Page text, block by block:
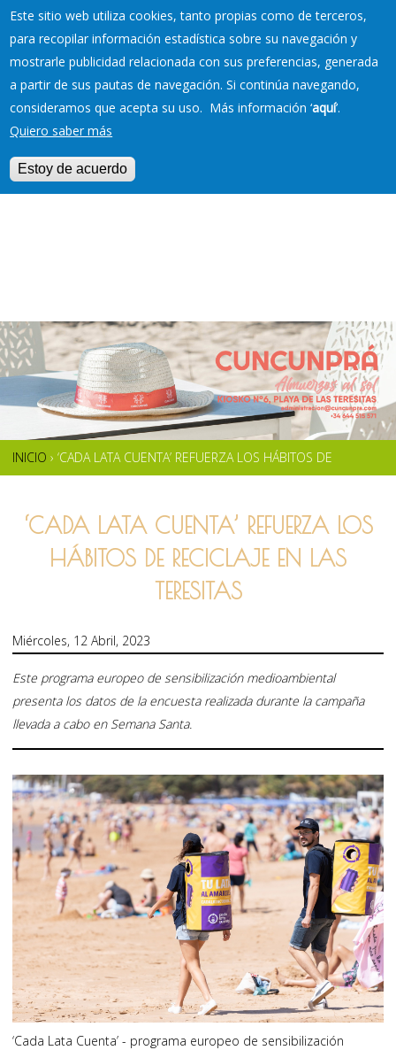
Este sitio web utiliza cookies, tanto propias como de terceros,
para recopilar información estadística sobre su navegación y
mostrarle publicidad relacionada con sus preferencias, generada
a partir de sus pautas de navegación. Si continúa navegando,
consideramos que acepta su uso. Más información ‘aquí’.
Quiero saber más
Estoy de acuerdo
RESERVAS EN TU
PLAYA
SE
ENCUENTRA
USTED
INICIO › ‘CADA LATA CUENTA’ REFUERZA LOS HÁBITOS DE
‘CADA LATA CUENTA’ REFUERZA LOS
HÁBITOS DE RECICLAJE EN LAS
TERESITAS
Miércoles, 12 Abril, 2023
Este programa europeo de sensibilización medioambiental
presenta los datos de la encuesta realizada durante la campaña
llevada a cabo en Semana Santa.
‘Cada Lata Cuenta’ - programa europeo de sensibilización